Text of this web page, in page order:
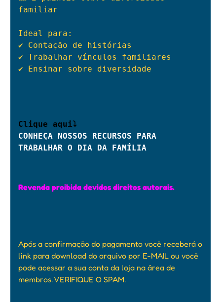
familiar
Ideal para:
✔️ Contação de histórias
✔️ Trabalhar vínculos familiares
✔️ Ensinar sobre diversidade
Clique aqui⤵
CONHEÇA NOSSOS RECURSOS PARA
TRABALHAR O DIA DA FAMÍLIA
Revenda proibida devidos direitos autorais.
Após a confirmação do pagamento você receberá o
link para download do arquivo por E-MAIL ou você
pode acessar a sua conta da loja na área de
membros. VERIFIQUE O SPAM.